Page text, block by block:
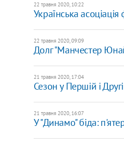
22 травня 2020, 10:22
Українська
22 травня 2020, 09:09
Долг "Манчестер
21 травня 2020, 17:04
Сезон у Першій і
21 травня 2020, 16:07
У "Динамо" біда: